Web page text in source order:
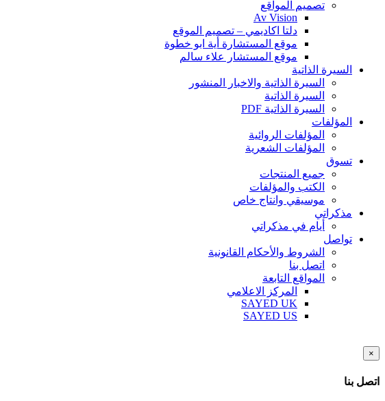
تصميم المواقع
Av Vision
دلتا اكاديمي – تصميم الموقع
موقع المستشارة أية ابو خطوة
موقع المستشار علاء سالم
السيرة الذاتية
السيرة الذاتية والاخبار المنشور
السيرة الذاتية
السيرة الذاتية PDF
المؤلفات
المؤلفات الروائية
المؤلفات الشعرية
تسوق
جميع المنتجات
الكتب والمؤلفات
موسيقي وانتاج خاص
مذكراتي
أيام في مذكراتي
تواصل
الشروط والأحكام القانونية
اتصل بنا
المواقع التابعة
المركز الاعلامي
SAYED UK
SAYED US
×
اتصل بنا